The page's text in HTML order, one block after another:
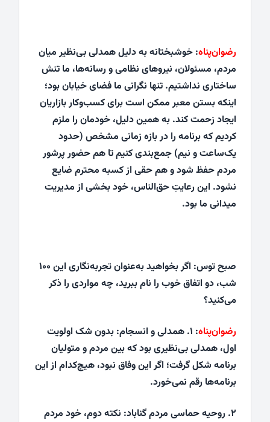
رضوان‌پناه: خوشبختانه به دلیل همدلی بی‌نظیر میان
مردم، مسئولان، نیروهای نظامی و رسانه‌ها، ما تنش
ساختاری نداشتیم. تنها نگرانی ما فضای خیابان بود؛
اینکه بستن معبر ممکن است برای کسب‌وکار بازاریان
ایجاد زحمت کند. به همین دلیل، خودمان را ملزم
کردیم که برنامه را در بازه‌ زمانی مشخص (حدود
یک‌ساعت و نیم) جمع‌بندی کنیم تا هم حضور پرشور
مردم حفظ شود و هم حقی از کسبه‌ محترم ضایع
نشود. این رعایتِ حق‌الناس، خود بخشی از مدیریت
میدانی ما بود.
صبح توس: اگر بخواهید به‌عنوان تجربه‌نگاری این ۱۰۰
شب، دو اتفاق خوب را نام ببرید، چه مواردی را ذکر
می‌کنید؟
رضوان‌پناه : ۱. همدلی و انسجام: بدون شک اولویت
اول، همدلی بی‌نظیری بود که بین مردم و متولیان
برنامه شکل گرفت؛ اگر این وفاق نبود، هیچ‌کدام از این
برنامه‌ها رقم نمی‌خورد.
۲. روحیه حماسی مردم گناباد: نکته دوم، خود مردم